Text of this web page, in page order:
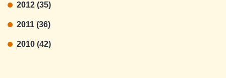
2012 (35)
2011 (36)
2010 (42)